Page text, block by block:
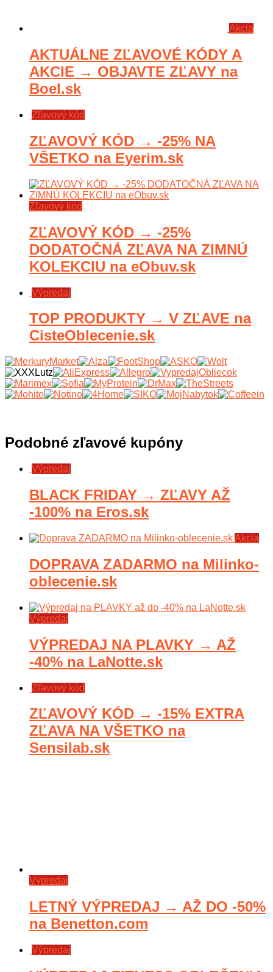
Akcia
AKTUÁLNE ZĽAVOVÉ KÓDY A
AKCIE → OBJAVTE ZĽAVY na
Boel.sk
Zľavový kód
ZĽAVOVÝ KÓD → -25% NA
VŠETKO na Eyerim.sk
Zľavový kód
ZĽAVOVÝ KÓD → -25%
DODATOČNÁ ZĽAVA NA ZIMNÚ
KOLEKCIU na eObuv.sk
Výpredaj
TOP PRODUKTY → V ZĽAVE na
CisteOblecenie.sk
Podobné zľavové kupóny
Výpredaj
BLACK FRIDAY → ZĽAVY AŽ
-100% na Eros.sk
Akcia
DOPRAVA ZADARMO na Milinko-
oblecenie.sk
Výpredaj
VÝPREDAJ NA PLAVKY → AŽ
-40% na LaNotte.sk
Zľavový kód
ZĽAVOVÝ KÓD → -15% EXTRA
ZĽAVA NA VŠETKO na
Sensilab.sk
Výpredaj
LETNÝ VÝPREDAJ → AŽ DO -50%
na Benetton.com
Výpredaj